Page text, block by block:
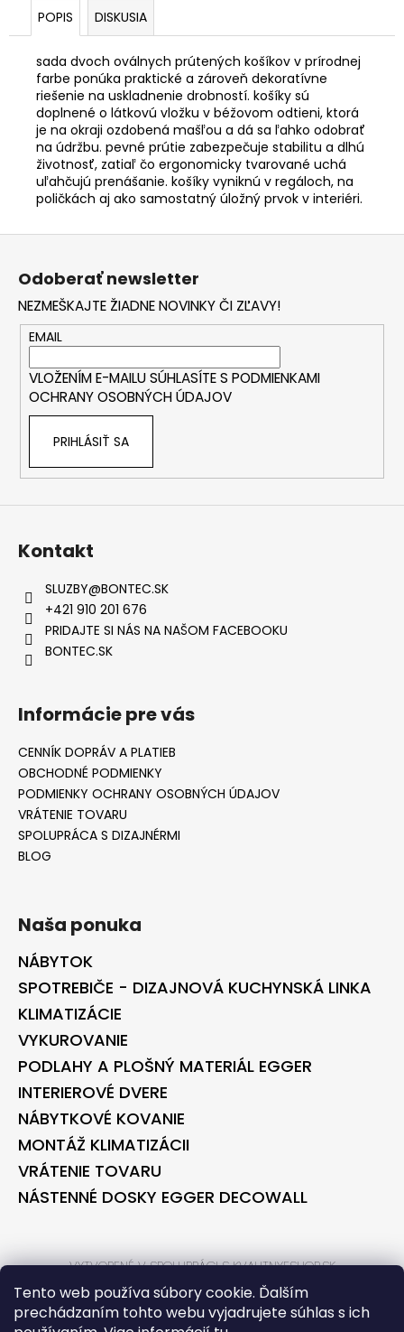
Tento web používa súbory cookie. Ďalším
prechádzaním tohto webu vyjadrujete súhlas s ich
POPIS DISKUSIA
sada dvoch oválnych prútených košíkov v prírodnej
farbe ponúka praktické a zároveň dekoratívne
riešenie na uskladnenie drobností. košíky sú
doplnené o látkovú vložku v béžovom odtieni, ktorá
je na okraji ozdobená mašľou a dá sa ľahko odobrať
na údržbu. pevné prútie zabezpečuje stabilitu a dlhú
životnosť, zatiaľ čo ergonomicky tvarované uchá
uľahčujú prenášanie. košíky vyniknú v regáloch, na
poličkách aj ako samostatný úložný prvok v interiéri.
Z
Odoberať newsletter
NEZMEŠKAJTE ŽIADNE NOVINKY ČI ZĽAVY!
EMAIL
VLOŽENÍM E-MAILU SÚHLASÍTE S PODMIENKAMI
OCHRANY OSOBNÝCH ÚDAJOV
PRIHLÁSIŤ SA
Kontakt
SLUZBY@BONTEC.SK
+421 910 201 676
PRIDAJTE SI NÁS NA NAŠOM FACEBOOKU
BONTEC.SK
Informácie pre vás
CENNÍK DOPRÁV A PLATIEB
OBCHODNÉ PODMIENKY
PODMIENKY OCHRANY OSOBNÝCH ÚDAJOV
VRÁTENIE TOVARU
SPOLUPRÁCA S DIZAJNÉRMI
BLOG
Naša ponuka
NÁBYTOK
SPOTREBIČE - DIZAJNOVÁ KUCHYNSKÁ LINKA
KLIMATIZÁCIE
VYKUROVANIE
PODLAHY A PLOŠNÝ MATERIÁL EGGER
INTERIEROVÉ DVERE
NÁBYTKOVÉ KOVANIE
MONTÁŽ KLIMATIZÁCII
VRÁTENIE TOVARU
NÁSTENNÉ DOSKY EGGER DECOWALL
VYTVORENÉ V SPOLUPRÁCI S KVALITNYESHOP.SK
VYTVORENÉ V SPOLUPRÁCI S BONTEC.SK